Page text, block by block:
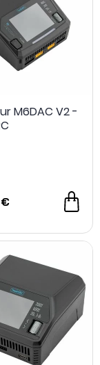
M6DAC V2 -
€